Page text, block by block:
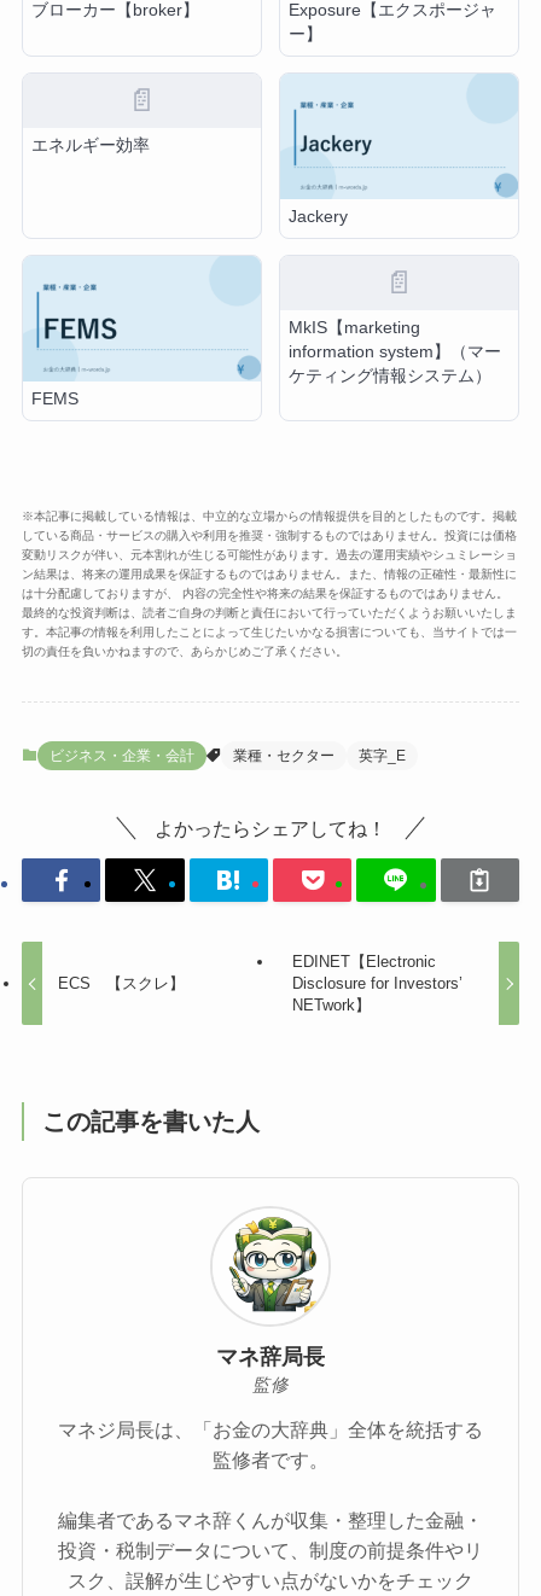
ブローカー【broker】
Exposure【エクスポージャ
ー】
📄
エネルギー効率
Jackery
FEMS
📄
MkIS【marketing
information system】（マー
ケティング情報システム）
※本記事に掲載している情報は、中立的な立場からの情報提供を目的としたものです。掲載
している商品・サービスの購入や利用を推奨・強制するものではありません。投資には価格
変動リスクが伴い、元本割れが生じる可能性があります。過去の運用実績やシュミレーショ
ン結果は、将来の運用成果を保証するものではありません。また、情報の正確性・最新性に
は十分配慮しておりますが、 内容の完全性や将来の結果を保証するものではありません。
最終的な投資判断は、読者ご自身の判断と責任において行っていただくようお願いいたしま
す。本記事の情報を利用したことによって生じたいかなる損害についても、当サイトでは一
切の責任を負いかねますので、あらかじめご了承ください。
ビジネス・企業・会計 業種・セクター 英字_E
よかったらシェアしてね！
ECS 【スクレ】
EDINET【Electronic
Disclosure for Investors’
NETwork】
この記事を書いた人
マネ辞局長
監修
マネジ局長は、「お金の大辞典」全体を統括する
監修者です。
編集者であるマネ辞くんが収集・整理した金融・
投資・税制データについて、制度の前提条件やリ
スク、誤解が生じやすい点がないかをチェック